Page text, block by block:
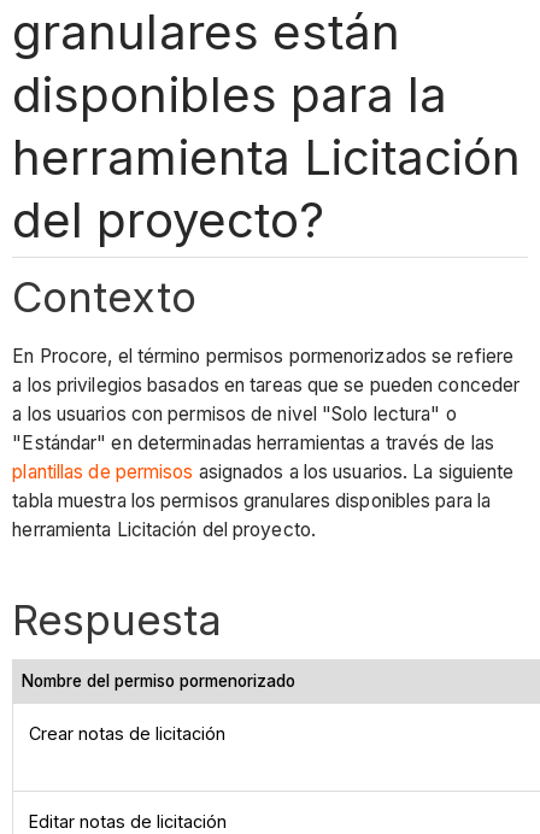
granulares están
disponibles para la
herramienta Licitación
del proyecto?
Contexto
En Procore, el término permisos pormenorizados se refiere
a los privilegios basados en tareas que se pueden conceder
a los usuarios con permisos de nivel "Solo lectura" o
"Estándar" en determinadas herramientas a través de las
plantillas de permisos asignados a los usuarios. La siguiente
tabla muestra los permisos granulares disponibles para la
herramienta Licitación del proyecto.
Respuesta
Nombre del permiso pormenorizado
Crear notas de licitación
Editar notas de licitación